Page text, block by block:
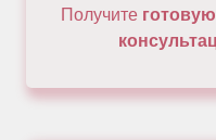
Получите